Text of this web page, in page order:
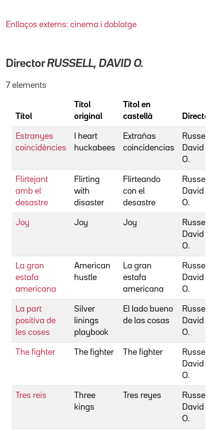
Enllaços externs: cinema i doblatge
DirectorRUSSELL, DAVID O.
7 elements
Títol
Títol
original
Títol en
castellà
Director
Estranyes
coincidències
I heart
huckabees
Extrañas
coincidencias
Russell,
David
O.
Flirtejant
amb el
desastre
Flirting
with
disaster
Flirteando
con el
desastre
Russell,
David
O.
Joy Joy Joy
Russell,
David
O.
La gran
estafa
americana
American
hustle
La gran
estafa
americana
Russell,
David
O.
La part
positiva de
les coses
Silver
linings
playbook
El lado bueno
de las cosas
Russell,
David
O.
The fighter The fighter The fighter
Russell,
David
O.
Tres reis
Three
kings
Tres reyes
Russell,
David
O.